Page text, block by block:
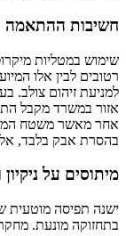
חשיבות ההתאמה
שימוש במטליות
רטובים לבין אלו
למניעת זיהום צולב.
אזור במשרד מקבל
אחר מאשר משטח
בהסרת אבק בלבד,
מיתוסים על ניקיון
ישנה תפיסה מוטעית
בתחזוקה מונעת.